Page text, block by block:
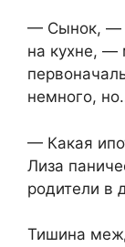
— Сынок, —
на кухне, —
немного,
— Какая
Лиза
родители в
Тишина